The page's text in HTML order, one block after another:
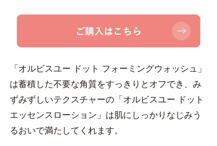
「オルビスユー ドット フォーミングウォッシュ」
は蓄積した不要な角質をすっきりとオフでき、み
ずみずしいテクスチャーの「オルビスユー ドット
エッセンスローション」は肌にしっかりなじみう
るおいで満たしてくれます。